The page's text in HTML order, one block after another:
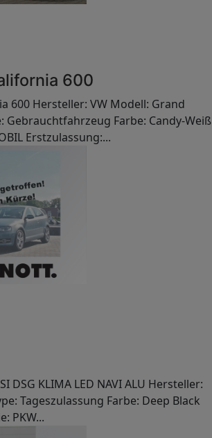
600
600 Hersteller: VW Modell: Grand
Gebrauchtfahrzeug Farbe: Candy-Weiß
Erstzulassung:...
DSG KLIMA LED NAVI ALU Hersteller:
Tageszulassung Farbe: Deep Black
PKW...